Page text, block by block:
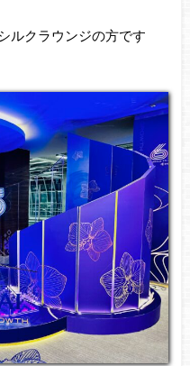
ルクラウンジの方です